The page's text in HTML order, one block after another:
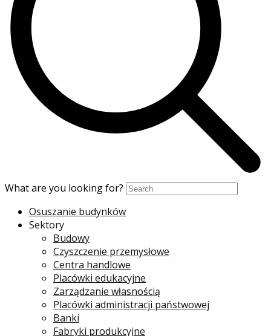
What are you looking for?
Osuszanie budynków
Sektory
Budowy
Czyszczenie przemysłowe
Centra handlowe
Placówki edukacyjne
Zarządzanie własnością
Placówki administracji państwowej
Banki
Fabryki produkcyjne